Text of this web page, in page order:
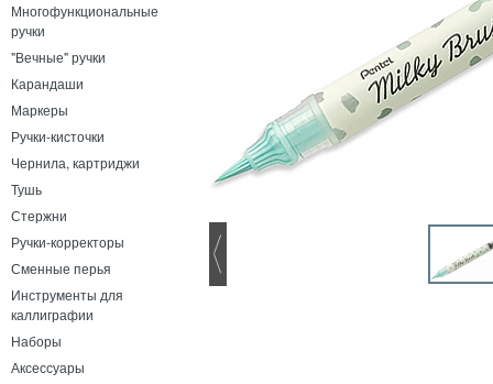
Многофункциональные
ручки
"Вечные" ручки
Карандаши
Маркеры
Ручки-кисточки
Чернила, картриджи
Тушь
Стержни
Ручки-корректоры
Сменные перья
Инструменты для
каллиграфии
Наборы
Аксессуары